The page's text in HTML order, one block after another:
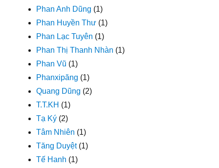
Phan Anh Dũng (1)
Phan Huyền Thư (1)
Phan Lạc Tuyên (1)
Phan Thị Thanh Nhàn (1)
Phan Vũ (1)
Phanxipăng (1)
Quang Dũng (2)
T.T.KH (1)
Tạ Ký (2)
Tâm Nhiên (1)
Tăng Duyệt(1)
Tế Hanh (1)